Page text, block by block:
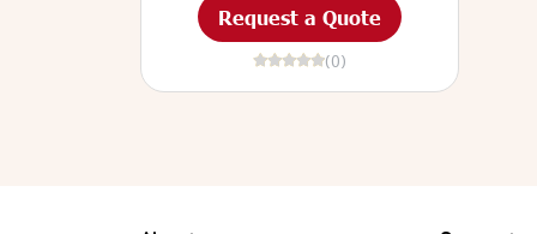
Request a Quote
(0)